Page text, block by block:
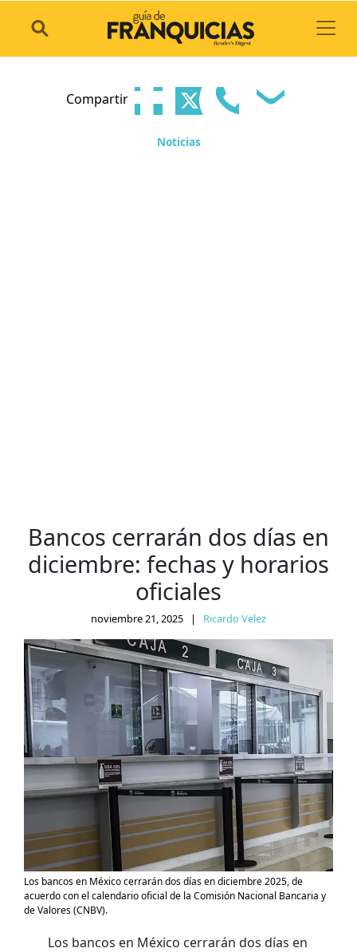
Compartir
Noticias
Bancos cerrarán dos días en
diciembre: fechas y horarios
oficiales
noviembre 21, 2025 | Ricardo Velez
Los bancos en México cerrarán dos días en diciembre 2025, de
acuerdo con el calendario oficial de la Comisión Nacional Bancaria y
de Valores (CNBV).
Los bancos en México cerrarán dos días en